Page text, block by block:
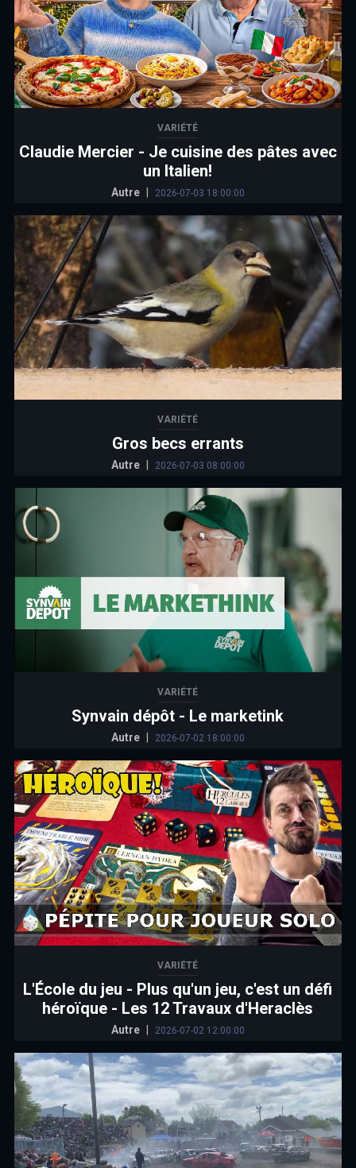
VARIÉTÉ
Claudie Mercier - Je cuisine des pâtes avec
un Italien!
Autre 2026-07-03 18:00:00
VARIÉTÉ
Gros becs errants
Autre 2026-07-03 08:00:00
VARIÉTÉ
Synvain dépôt - Le marketink
Autre 2026-07-02 18:00:00
VARIÉTÉ
L'École du jeu - Plus qu'un jeu, c'est un défi
héroïque - Les 12 Travaux d'Heraclès
Autre | 2026-07-02 12:00:00